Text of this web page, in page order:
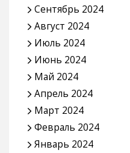
Сентябрь 2024
Август 2024
Июль 2024
Июнь 2024
Май 2024
Апрель 2024
Март 2024
Февраль 2024
Январь 2024